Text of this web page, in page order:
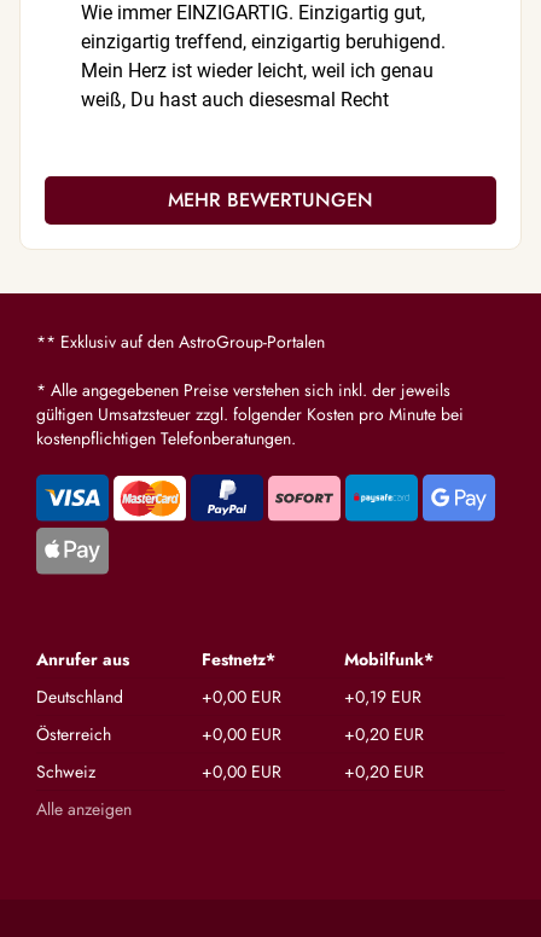
Wie immer EINZIGARTIG. Einzigartig gut,
einzigartig treffend, einzigartig beruhigend.
Mein Herz ist wieder leicht, weil ich genau
weiß, Du hast auch diesesmal Recht
MEHR BEWERTUNGEN
** Exklusiv auf den AstroGroup-Portalen
* Alle angegebenen Preise verstehen sich inkl. der jeweils
gültigen Umsatzsteuer zzgl. folgender Kosten pro Minute bei
kostenpflichtigen Telefonberatungen.
Anrufer aus Festnetz*
Mobilfunk*
Deutschland
+0,00 EUR
+0,19 EUR
Österreich
+0,00 EUR
+0,20 EUR
Schweiz
+0,00 EUR
+0,20 EUR
Alle anzeigen